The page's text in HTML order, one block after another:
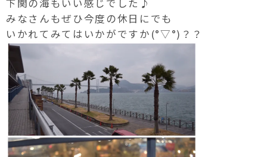
下関の海もいい感じでした♪
みなさんもぜひ今度の休日にでも
いかれてみてはいかがですか(°▽°)？？